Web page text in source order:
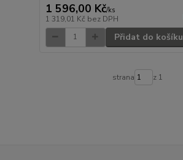
1 596,00 Kč/ks
1 319,01 Kč bez DPH
Přidat do košíku
strana z 1